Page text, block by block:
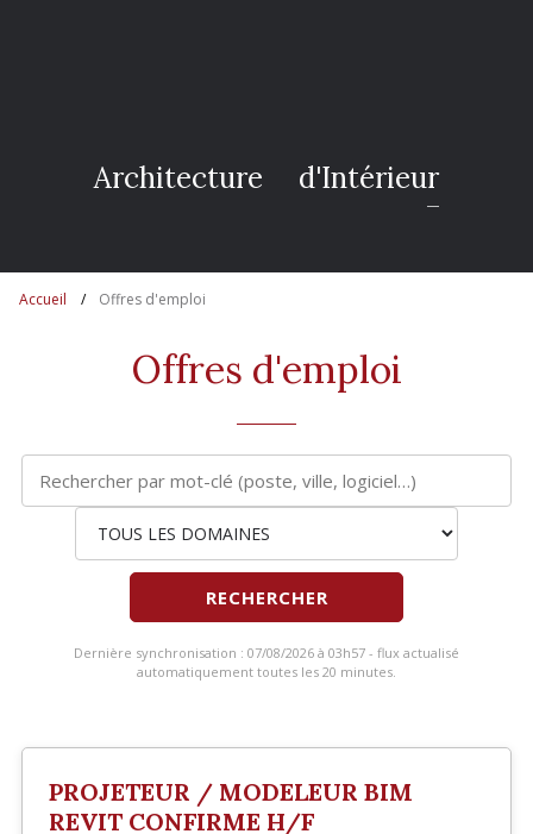
S
Accueil Offres d'emploi
Offres d'emploi
RECHERCHER
Dernière synchronisation : 07/08/2026 à 03h57 - flux actualisé
automatiquement toutes les 20 minutes.
PROJETEUR / MODELEUR BIM
REVIT CONFIRME H/F